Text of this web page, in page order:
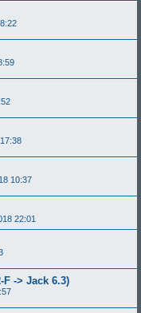
10:37
22:01
-> Jack 6.3)